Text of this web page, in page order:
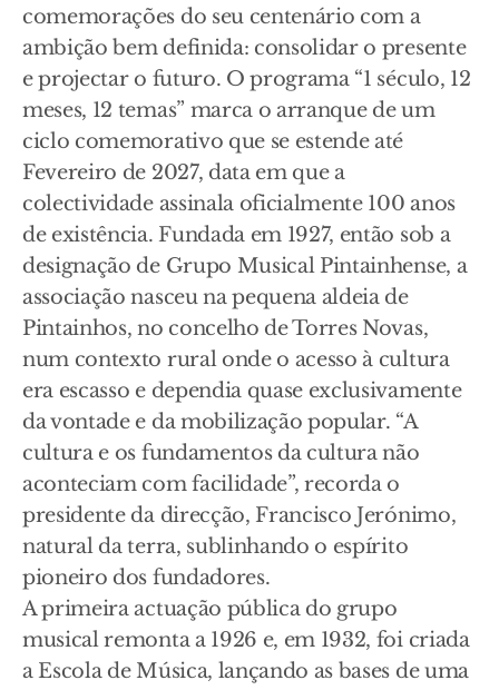
comemorações do seu centenário com a
ambição bem definida: consolidar o presente
e projectar o futuro. O programa “1 século, 12
meses, 12 temas” marca o arranque de um
ciclo comemorativo que se estende até
Fevereiro de 2027, data em que a
colectividade assinala oficialmente 100 anos
de existência. Fundada em 1927, então sob a
designação de Grupo Musical Pintainhense, a
associação nasceu na pequena aldeia de
Pintainhos, no concelho de Torres Novas,
num contexto rural onde o acesso à cultura
era escasso e dependia quase exclusivamente
da vontade e da mobilização popular. “A
cultura e os fundamentos da cultura não
aconteciam com facilidade”, recorda o
presidente da direcção, Francisco Jerónimo,
natural da terra, sublinhando o espírito
pioneiro dos fundadores.
A primeira actuação pública do grupo
musical remonta a 1926 e, em 1932, foi criada
a Escola de Música, lançando as bases de uma